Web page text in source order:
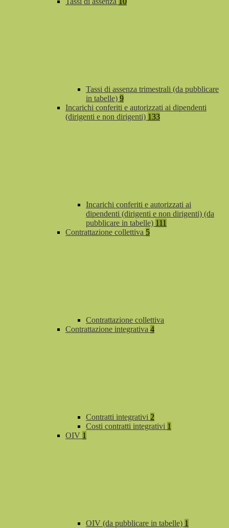
Tassi di assenza trimestrali (da pubblicare
in tabelle) 9
Incarichi conferiti e autorizzati ai dipendenti
(dirigenti e non dirigenti) 133
Incarichi conferiti e autorizzati ai
dipendenti (dirigenti e non dirigenti) (da
pubblicare in tabelle) 111
Contrattazione collettiva 5
Contrattazione collettiva
Contrattazione integrativa 4
Contratti integrativi 2
Costi contratti integrativi 1
OIV 1
OIV (da pubblicare in tabelle) 1